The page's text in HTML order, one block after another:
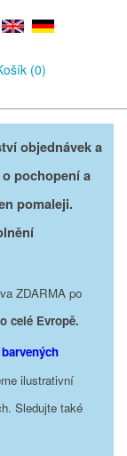
(0)
objednávek a
pochopení a
pomaleji.
ZDARMA po
celé Evropě.
barvených
ilustrativní
Sledujte také